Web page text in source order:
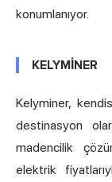
konumlanıyor.
KELYMİNER
Kelyminer,
destinasyon
madencilik
elektrik